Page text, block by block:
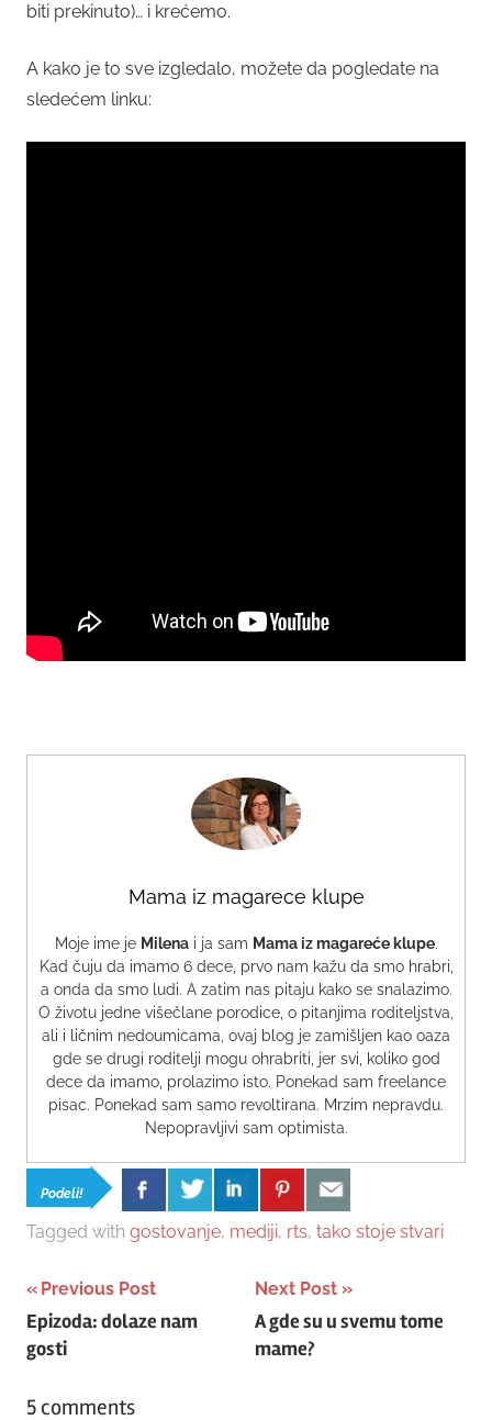
biti prekinuto)… i krećemo.
A kako je to sve izgledalo, možete da pogledate na
sledećem linku:
Mama iz magarece klupe
Moje ime je Milenai ja sam Mama iz magareće klupe.
Kad čuju da imamo 6 dece, prvo nam kažu da smo hrabri,
a onda da smo ludi. A zatim nas pitaju kako se snalazimo.
O životu jedne višečlane porodice, o pitanjima roditeljstva,
ali i ličnim nedoumicama, ovaj blog je zamišljen kao oaza
gde se drugi roditelji mogu ohrabriti, jer svi, koliko god
dece da imamo, prolazimo isto. Ponekad sam freelance
pisac. Ponekad sam samo revoltirana. Mrzim nepravdu.
Nepopravljivi sam optimista.
Podeli!
Tagged with gostovanje, mediji, rts, tako stoje stvari
Post
navigation
Previous Post
Epizoda: dolaze nam
gosti
Next Post
A gde su u svemu tome
mame?
5 comments